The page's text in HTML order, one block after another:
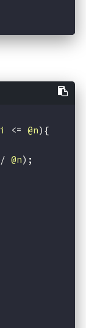
<= @n){
/ @n);